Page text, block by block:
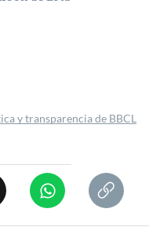
y transparencia de BBCL